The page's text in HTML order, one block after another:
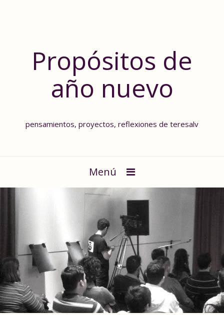
Propósitos de
año nuevo
pensamientos, proyectos, reflexiones de teresalv
Menú